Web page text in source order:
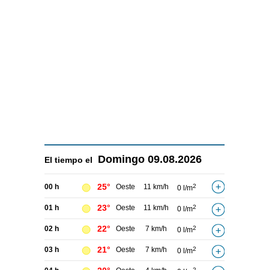
El tiempo el Domingo 09.08.2026
00 h 25° Oeste 11 km/h 0 l/m2
01 h 23° Oeste 11 km/h 0 l/m2
02 h 22° Oeste 7 km/h 0 l/m2
03 h 21° Oeste 7 km/h 0 l/m2